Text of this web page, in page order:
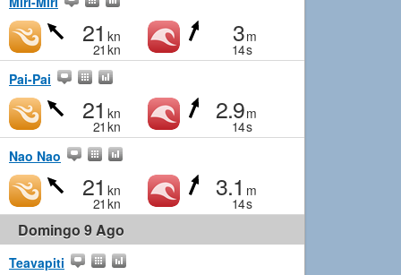
21 kn
21 kn
3m
14s
Pai-Pai
21 kn
21 kn
2.9m
14s
Nao Nao
21 kn
21 kn
3.1 m
14s
Domingo 9 Ago
Teavapiti